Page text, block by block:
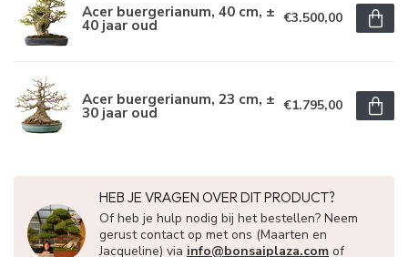
Acer buergerianum, 40 cm, ±
40 jaar oud €3.500,00
Acer buergerianum, 23 cm, ±
30 jaar oud €1.795,00
HEB JE VRAGEN OVER DIT PRODUCT?
Of heb je hulp nodig bij het bestellen? Neem
gerust contact op met ons (Maarten en
Jacqueline) via info@bonsaiplaza.com of